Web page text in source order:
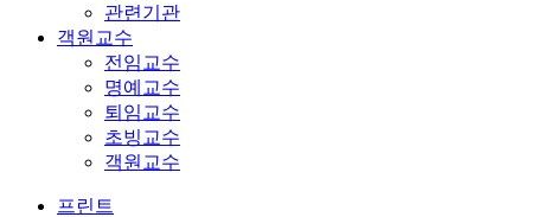
관련기관
객원교수
전임교수
명예교수
퇴임교수
초빙교수
객원교수
프린트